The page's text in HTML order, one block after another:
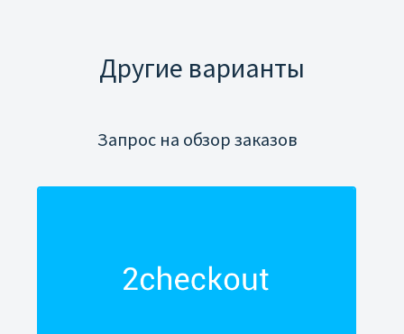
Другие варианты
Запрос на обзор заказов